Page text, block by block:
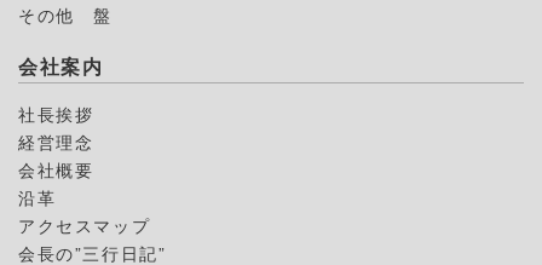
その他 盤
会社案内
社長挨拶
経営理念
会社概要
沿革
アクセスマップ
会長の”三行日記”